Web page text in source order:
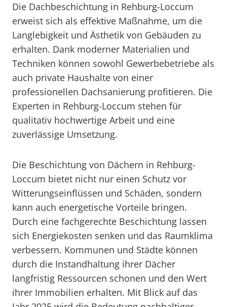
Die Dachbeschichtung in Rehburg-Loccum
erweist sich als effektive Maßnahme, um die
Langlebigkeit und Ästhetik von Gebäuden zu
erhalten. Dank moderner Materialien und
Techniken können sowohl Gewerbebetriebe als
auch private Haushalte von einer
professionellen Dachsanierung profitieren. Die
Experten in Rehburg-Loccum stehen für
qualitativ hochwertige Arbeit und eine
zuverlässige Umsetzung.
Die Beschichtung von Dächern in Rehburg-
Loccum bietet nicht nur einen Schutz vor
Witterungseinflüssen und Schäden, sondern
kann auch energetische Vorteile bringen.
Durch eine fachgerechte Beschichtung lassen
sich Energiekosten senken und das Raumklima
verbessern. Kommunen und Städte können
durch die Instandhaltung ihrer Dächer
langfristig Ressourcen schonen und den Wert
ihrer Immobilien erhalten. Mit Blick auf das